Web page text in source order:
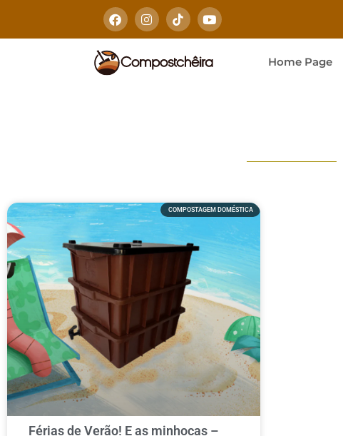
Home Page
COMPOSTAGEM DOMÉSTICA
Férias de Verão! E as minhocas –